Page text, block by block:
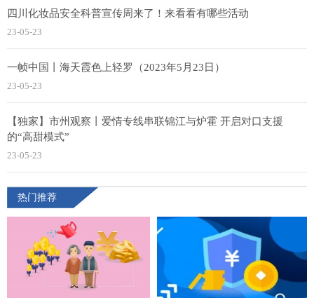
四川化妆品安全科普宣传周来了！来看看有哪些活动
23-05-23
一帧中国丨海天霞色上轻罗（2023年5月23日）
23-05-23
【独家】市州观察丨爱情专线串联锦江与炉霍 开启对口支援
的“高甜模式”
23-05-23
热门推荐